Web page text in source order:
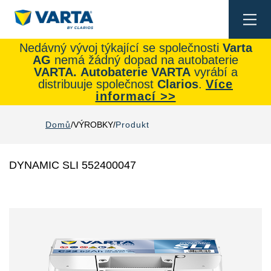
Nedávný vývoj týkající se společnosti Varta
AG nemá žádný dopad na autobaterie
VARTA. Autobaterie VARTAvyrábí a
distribuuje společnost Clarios. Více
informací >>
Domů VÝROBKY Produkt
DYNAMIC SLI 552400047